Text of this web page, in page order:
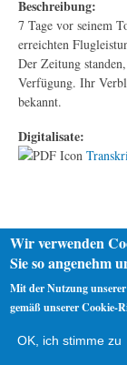
Beschreibung:
7 Tage vor seinem
erreichten
Der Zeitung
Verfügung. Ihr
bekannt.
Digitalisate:
Wir verwenden
Sie so angenehm
Mit der Nutzung
gemäß unserer Cookie-
OK, ich stimme zu